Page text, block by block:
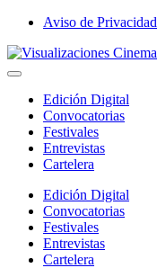
Saltar
contenido
Aviso de Privacidad
Edición Digital
Convocatorias
Festivales
Entrevistas
Cartelera
Edición Digital
Convocatorias
Festivales
Entrevistas
Cartelera